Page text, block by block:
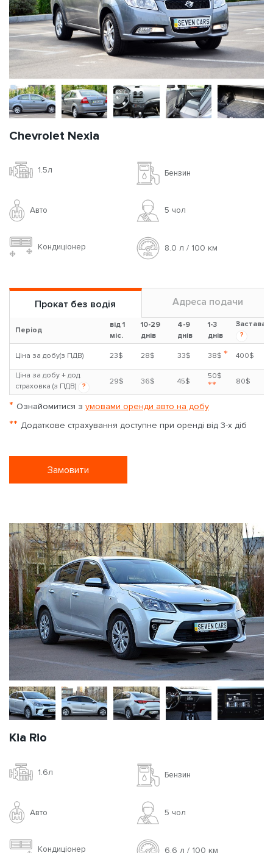
Chevrolet Nexia
1.5л Бензин
Авто 5 чoл
Кондиціонер 8.0 л / 100 км
Прокат без водія Адреса подачи
Період
від 1
міс.
10-29
днів
4-9
днів
1-3
днів
Застава
?
Ціна за добу(з ПДВ) 23$ 28$ 33$ 38$ * 400$
Ціна за добу + дод.
страховка (з ПДВ)
?
29$ 36$ 45$
50$
** 80$
* Ознайомитися з умовами оренди авто на добу
** Додаткове страхування доступне при оренді від 3-х діб
Замовити
Kia Rio
1.6л Бензин
Авто 5 чoл
Кондиціонер 6.6 л / 100 км